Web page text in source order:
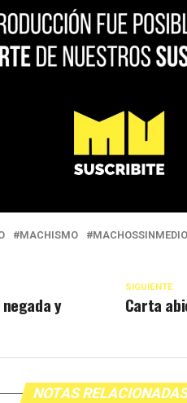
MACHISMO
SIGUIENTE
Carta
y
NOTAS